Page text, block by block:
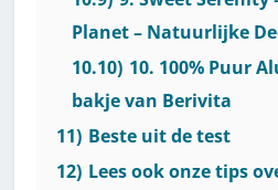
Planet – Natuurlijke
10.10) 10. 100% Puur
bakje van Berivita
11) Beste uit de test
12) Lees ook onze tips